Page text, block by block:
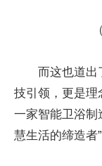
而这也道
技引领，更是理
一家智能卫浴制
慧生活的缔造者”